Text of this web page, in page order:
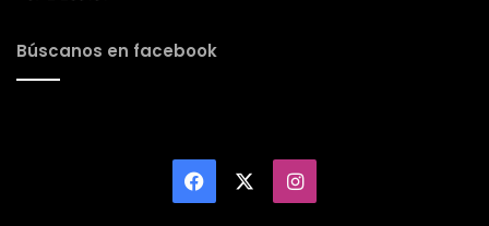
Búscanos en facebook
Facebook Instagram